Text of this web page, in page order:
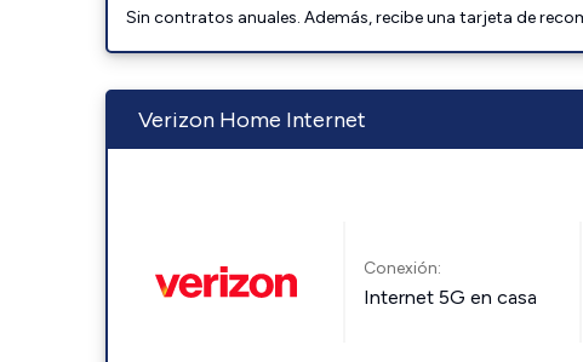
Sin contratos anuales. Además, recibe una tarjeta de
Verizon Home Internet
Conexión:
Internet 5G en casa